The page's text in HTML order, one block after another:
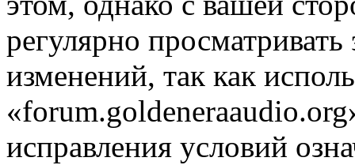
регулярно просматривать
изменений, так как
исправления условий